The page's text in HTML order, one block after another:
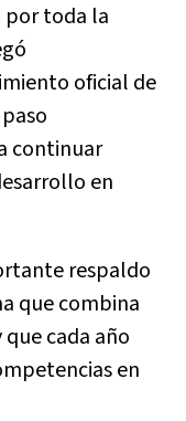
por toda la
oficial de
continuar
en
respaldo
que combina
cada año
en